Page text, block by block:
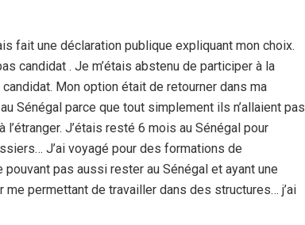
fait une déclaration publique expliquant mon choix.
candidat . Je m’étais abstenu de participer à la
Mon option était de retourner dans ma
Sénégal parce que tout simplement ils n’allaient pas
J’étais resté 6 mois au Sénégal pour
J’ai voyagé pour des formations de
pas aussi rester au Sénégal et ayant une
permettant de travailler dans des structures… j’ai